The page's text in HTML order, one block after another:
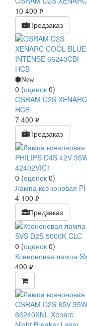
10 400 руб.
Предзаказ
New
0 (оценок 0)
OSRAM D2S
HCB
7 400 руб.
Предзаказ
0 (оценок 0)
Лампа ксеноновая
4 100 руб.
Предзаказ
0 (оценок 0)
Ксеноновая лампа
400 руб.